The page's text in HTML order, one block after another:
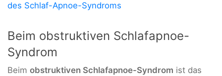
des Schlaf-Apnoe-Syndroms
Beim obstruktiven Schlafapnoe-
Syndrom
Beim obstruktiven Schlafapnoe-Syndrom ist das